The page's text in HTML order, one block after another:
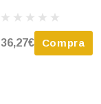
36,27€ Compra